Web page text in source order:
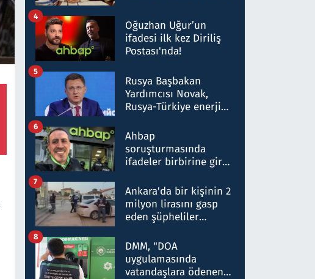
Oğuzhan Uğur’un
ifadesi ilk kez Diriliş
Postası'nda!
4
Rusya Başbakan
Yardımcısı Novak,
Rusya-Türkiye enerji
nitelikte olduğunu
belirtti
5
Ahbap
soruşturmasında
ifadeler birbirine girdi:
ifadelerinden ortaya
çıkan tablo şok etti
6
Ankara'da bir kişinin 2
milyon lirasını gasp
eden şüpheliler
7
DMM, "DOA
uygulamasında
vatandaşlara ödenen
8